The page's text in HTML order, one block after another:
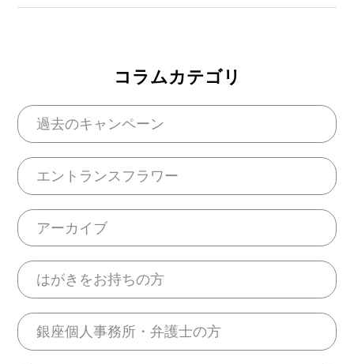
コラムカテゴリ
過去のキャンペーン
エントランスフラワー
アーカイブ
はがきをお持ちの方
銀座個人事務所・弁護士の方